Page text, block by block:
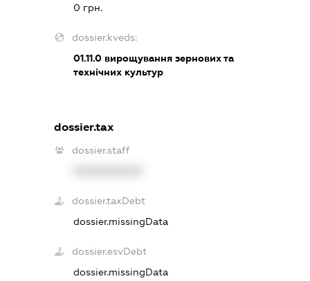
0 грн.
dossier.kveds:
01.11.0вирощування зернових та
технічних культур
dossier.tax
dossier.staff
dossier.taxDebt
dossier.missingData
dossier.esvDebt
dossier.missingData